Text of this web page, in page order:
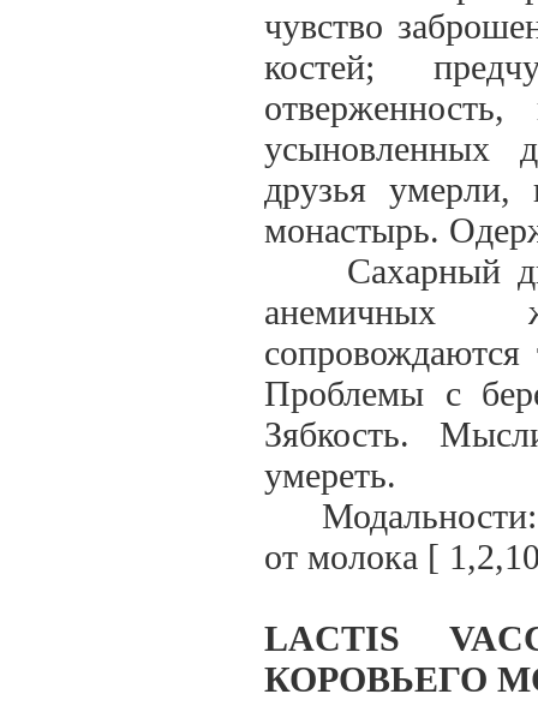
чувство
костей;
усыновленных
друзья
монастырь.
Сахарный
анемичных
Проблемы с
Зябкость.
умереть.
Модальности:
от молока [
LACTIS
КОРОВЬЕГО